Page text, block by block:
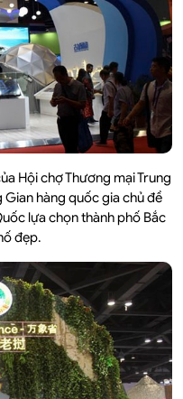
Hội chợ Thương mại Trung
Gian hàng quốc gia chủ đề
lựa chọn thành phố Bắc
đẹp.